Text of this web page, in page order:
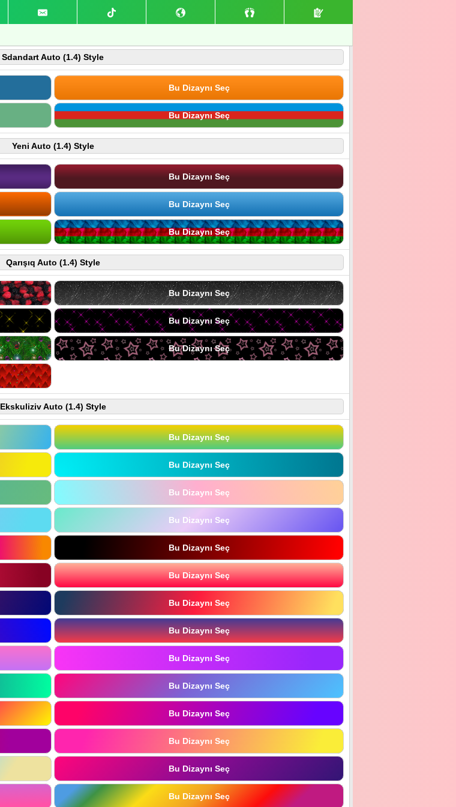
Sdandart Auto (1.4) Style
Bu Dizaynı Seç
Bu Dizaynı Seç
Yeni Auto (1.4) Style
Bu Dizaynı Seç
Bu Dizaynı Seç
Bu Dizaynı Seç
Qarışıq Auto (1.4) Style
Bu Dizaynı Seç
Bu Dizaynı Seç
Bu Dizaynı Seç
Ekskuliziv Auto (1.4) Style
Bu Dizaynı Seç
Bu Dizaynı Seç
Bu Dizaynı Seç
Bu Dizaynı Seç
Bu Dizaynı Seç
Bu Dizaynı Seç
Bu Dizaynı Seç
Bu Dizaynı Seç
Bu Dizaynı Seç
Bu Dizaynı Seç
Bu Dizaynı Seç
Bu Dizaynı Seç
Bu Dizaynı Seç
Bu Dizaynı Seç